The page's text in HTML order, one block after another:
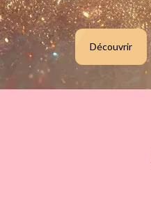
Découvrir